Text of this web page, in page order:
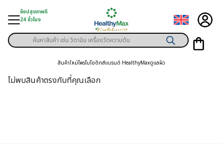
content
ช้อปสุขภาพดี
24 ชั่วโมง
มู่สินค้า
Products
search
สินค้าใหม่โพรไบโอติกส์แบรนด์ HealthyMaxดูแลผิว
ไม่พบสินค้าตรงกับที่คุณเลือก